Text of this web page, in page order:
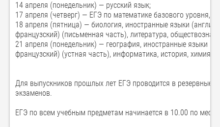
14 апреля (понедельник) — русский язык;
17 апреля (четверг) — ЕГЭ по математике базового уровня,
18 апреля (пятница) — биология, иностранные языки
французский) (письменная часть), литература,
21 апреля (понедельник) — география, иностранные языки
французский) (устная часть), информатика, история, химия;
Для выпускников прошлых лет ЕГЭ проводится в резервные
экзаменов.
ЕГЭ по всем учебным предметам начинается в 10.00 по